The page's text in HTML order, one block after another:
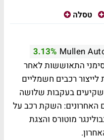
טסלה
Mullen
3.13%
מציגה סימני התאוששות לאחר
רכבים חשמליים
בעקבות שלושה
האחרונים: השקת רכב על
מוטורס והצגת